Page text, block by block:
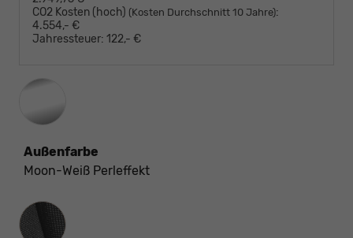
CO2 Kosten (hoch) (Kosten Durchschnitt 10 Jahre):
4.554,- €
Jahressteuer: 122,- €
Außenfarbe
Moon-Weiß Perleffekt
Innenausstattung